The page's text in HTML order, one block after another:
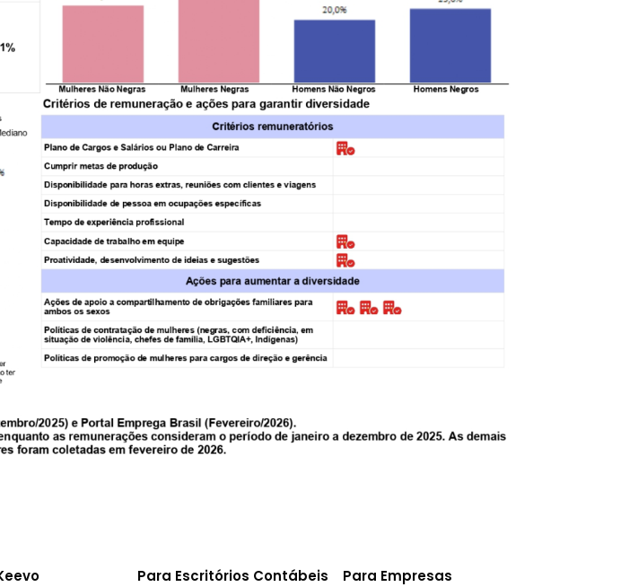
Para Escritórios Contábeis Para Empresas